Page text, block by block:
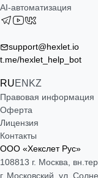
AI-автоматизация
support@hexlet.io
t.me/hexlet_help_bot
RUEN KZ
Правовая информация
Оферта
Лицензия
Контакты
ООО «Хекслет Рус»
108813 г. Москва,
г. Московский, ул.